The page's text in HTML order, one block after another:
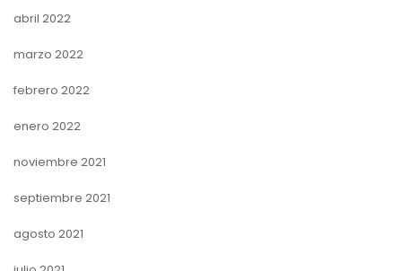
abril 2022
marzo 2022
febrero 2022
enero 2022
noviembre 2021
septiembre 2021
agosto 2021